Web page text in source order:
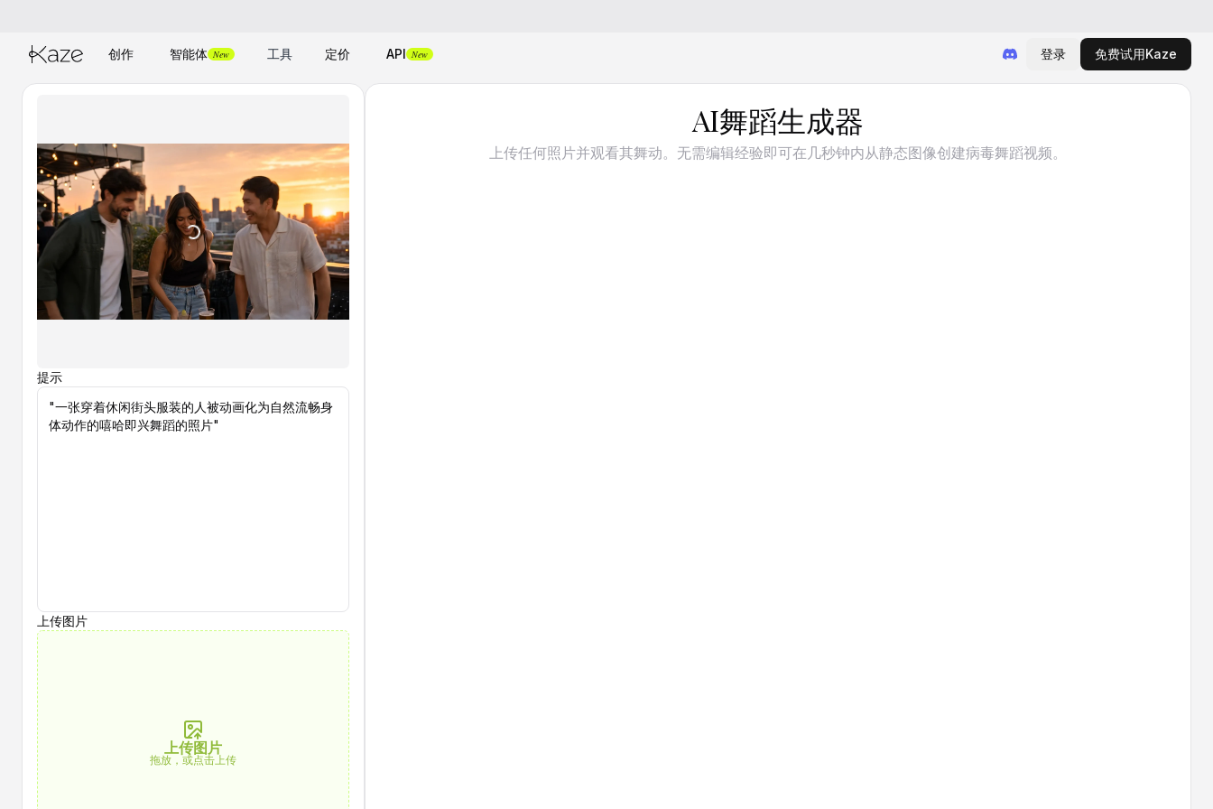
创作 智能体 New 工具 定价 API New 登录 免费试用Kaze
提示
上传图片
上传图片
拖放，或点击上传
AI舞蹈生成器
上传任何照片并观看其舞动。无需编辑经验即可在几秒钟内从静态图像创建病毒舞蹈视频。